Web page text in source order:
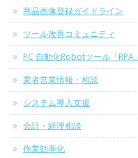
商品画像登録ガイドライン
ツール改善コミュニティ
PC 自動化Robotツール「RPA」
業者営業情報・相談
システム導入支援
会計・経理相談
作業効率化